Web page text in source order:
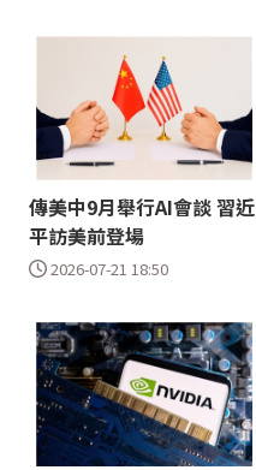
傳美中9月舉行AI會談 習近
平訪美前登場
2026-07-21 18:50